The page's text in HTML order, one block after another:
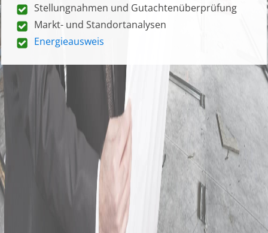
Stellungnahmen und Gutachtenüberprüfung
Markt- und Standortanalysen
Energieausweis